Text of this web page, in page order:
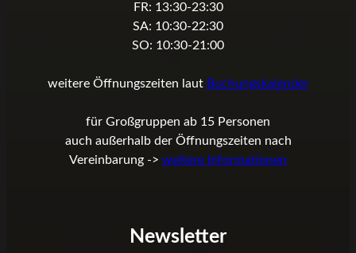
FR: 13:30-23:30
SA: 10:30-22:30
SO: 10:30-21:00
weitere Öffnungszeiten laut Buchungskalender
für Großgruppen ab 15 Personen
auch außerhalb der Öffnungszeiten nach
Vereinbarung -> weitere Informationen
Newsletter